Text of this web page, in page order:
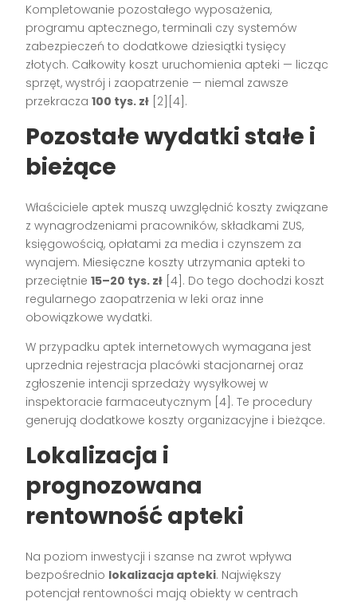
Kompletowanie pozostałego wyposażenia,
programu aptecznego, terminali czy systemów
zabezpieczeń to dodatkowe dziesiątki tysięcy
złotych. Całkowity koszt uruchomienia apteki — licząc
sprzęt, wystrój i zaopatrzenie — niemal zawsze
przekracza100 tys. zł [2][4] .
Pozostałe wydatki stałe i
bieżące
Właściciele aptek muszą uwzględnić koszty związane
z wynagrodzeniami pracowników, składkami ZUS,
księgowością, opłatami za media i czynszem za
wynajem. Miesięczne koszty utrzymania apteki to
przeciętnie15–20 tys. zł [4] . Do tego dochodzi koszt
regularnego zaopatrzenia w leki oraz inne
obowiązkowe wydatki.
W przypadku aptek internetowych wymagana jest
uprzednia rejestracja placówki stacjonarnej oraz
zgłoszenie intencji sprzedaży wysyłkowej w
inspektoracie farmaceutycznym [4] . Te procedury
generują dodatkowe koszty organizacyjne i bieżące.
Lokalizacja i
prognozowana
rentowność apteki
Na poziom inwestycji i szanse na zwrot wpływa
bezpośrednio lokalizacja apteki. Największy
potencjał rentowności mają obiekty w centrach